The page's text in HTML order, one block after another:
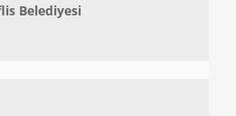
Belediyesi